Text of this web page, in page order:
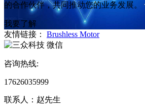
的合作伙伴，共同推动您的业务发展。
我要了解
友情链接：
Brushless Motor
微信
咨询热线:
17626035999
联系人：赵先生